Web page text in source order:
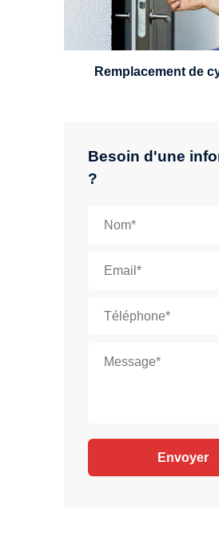
Besoin d'une
?
leviers, Mul-T-Lock ou
multipoints.
Remplacement de